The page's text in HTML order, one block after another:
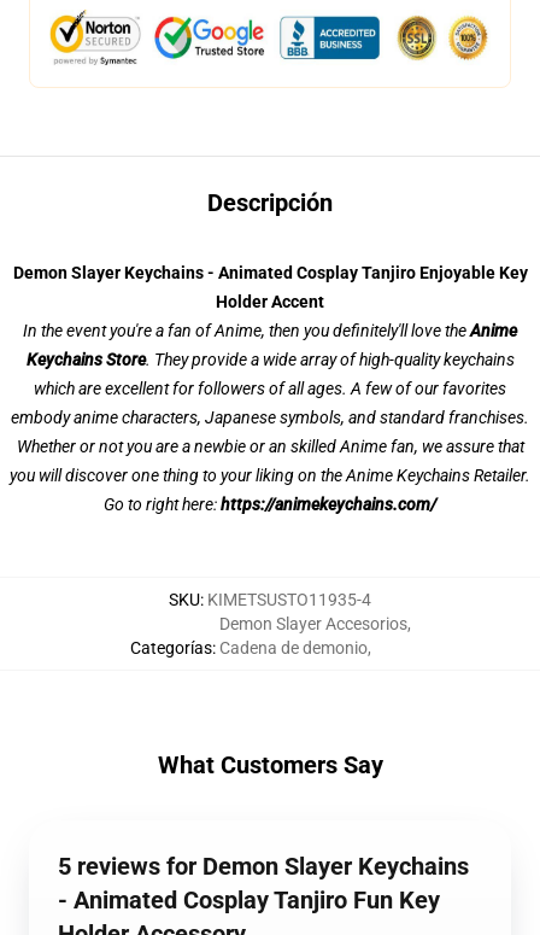
Descripción
Demon Slayer Keychains - Animated Cosplay Tanjiro Enjoyable Key
Holder Accent
In the event you're a fan of Anime, then you definitely'll love theAnime
Keychains Store. They provide a wide array of high-quality keychains
which are excellent for followers of all ages. A few of our favorites
embody anime characters, Japanese symbols, and standard franchises.
Whether or not you are a newbie or an skilled Anime fan, we assure that
you will discover one thing to your liking on the Anime Keychains Retailer.
Go to right here:https://animekeychains.com/
SKU: KIMETSUSTO11935-4
Categorías:
Demon Slayer Accesorios,
Cadena de demonio,
What Customers Say
5 reviews for Demon Slayer Keychains
- Animated Cosplay Tanjiro Fun Key